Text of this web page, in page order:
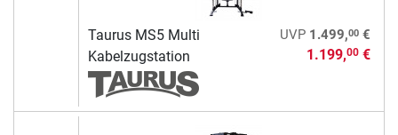
Taurus MS5 Multi
Kabelzugstation
UVP 1.499,00€
1.199,00€